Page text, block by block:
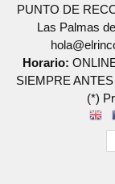
PUNTO DE
Las Palmas
Horario:
SIEMPRE
(*)